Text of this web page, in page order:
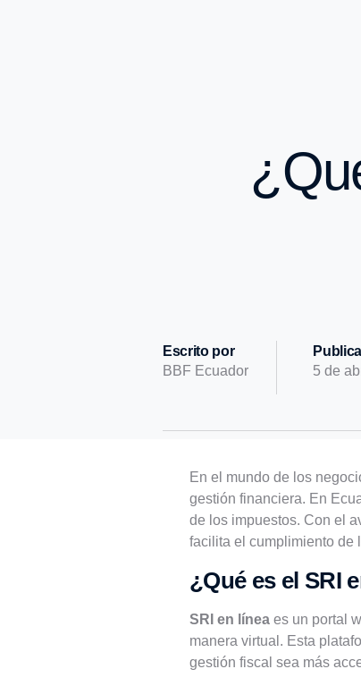
Escrito por
BBF Ecuador
5 de
En el mundo de los
gestión financiera. En
de los impuestos. Con el
facilita el cumplimiento de
¿Qué es el SRI
SRI en línea es un portal
manera virtual. Esta
gestión fiscal sea más